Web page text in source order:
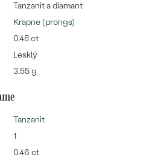
Tanzanit a diamant
Krapne (prongs)
0.48 ct
Lesklý
3.55 g
Tanzanit
1
0.46 ct